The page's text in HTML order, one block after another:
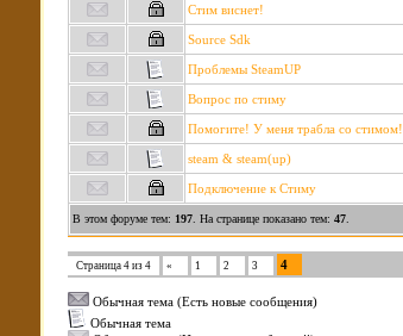
Стим виснет!
Source Sdk
Проблемы SteamUP
Вопрос по стиму
Помогите! У меня трабла со стимом!
steam & steam(up)
Подключение к Стиму
В этом форуме тем: 197 . На странице показано тем: 47
Страница 4 из 4 « 1 2 3 4
Обычная тема (Есть новые сообщения)
Обычная тема